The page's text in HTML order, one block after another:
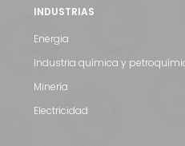
INDUSTRIAS
Energia
Industria química y
Minería
Electricidad